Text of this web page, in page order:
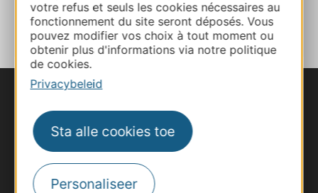
votre refus et seuls les cookies nécessaires au
fonctionnement du site seront déposés. Vous
pouvez modifier vos choix à tout moment ou
obtenir plus d'informations via notre politique
de cookies.
Privacybeleid
Sta alle cookies toe
Personaliseer
TOEVOEGEN
AAN NOTITIEBOEKJE